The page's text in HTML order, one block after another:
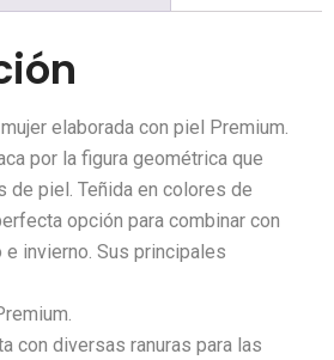
elaborada con piel Premium.
por la figura geométrica que
de piel. Teñida en colores de
opción para combinar con
invierno. Sus principales
con diversas ranuras para las